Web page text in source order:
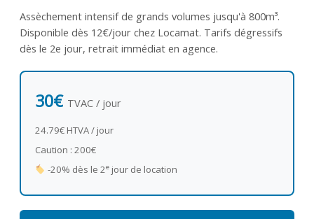
Assèchement intensif de grands volumes jusqu'à 800m³.
Disponible dès 12€/jour chez Locamat. Tarifs dégressifs
dès le 2e jour, retrait immédiat en agence.
30€ TVAC / jour
24.79€ HTVA / jour
Caution : 200€
-20% dès le 2ejour de location